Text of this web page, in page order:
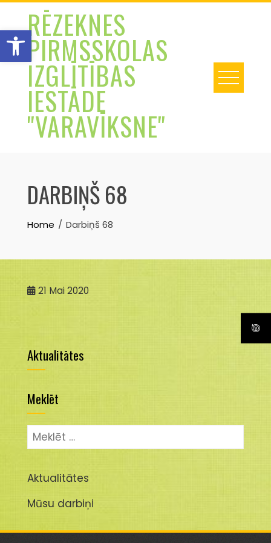
Open toolbar
Skip
contentRĒZEKNES
PIRMSSKOLAS
IZGLĪTĪBAS
IESTĀDE
"VARAVĪKSNE"
DARBIŅŠ 68
Home Darbiņš 68
21 Mai 2020
Aktualitātes
Meklēt
Meklēt:
Aktualitātes
Mūsu darbiņi